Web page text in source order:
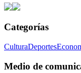
Categorías
CulturaDeportes
Medio de